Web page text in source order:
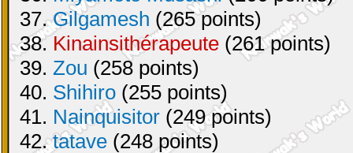
37.Gilgamesh (265 points)
38. Kinainsithérapeute (261 points)
39. Zou (258 points)
40. Shihiro (255 points)
41. Nainquisitor (249 points)
42.tatave (248 points)